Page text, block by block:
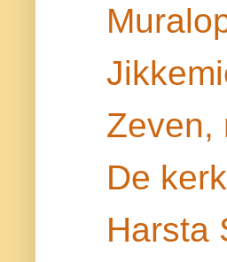
Zeven,
De
Harsta